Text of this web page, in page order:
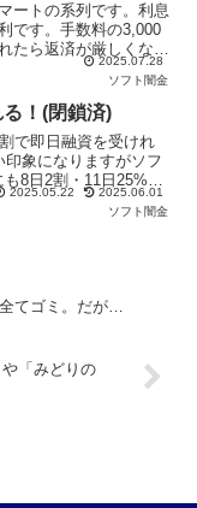
ートの系列です。利息
です。手数料の3,000
たら返済が厳しくなり
2025.07.28
ソフト闇金
！(閉鎖済)
で即日融資を受けれ
象になりますがソフ
8日2割・11日25%・
1割にしましょう。
2025.05.22
2025.06.01
ソフト闇金
てゴミ。だが…
「みどりの